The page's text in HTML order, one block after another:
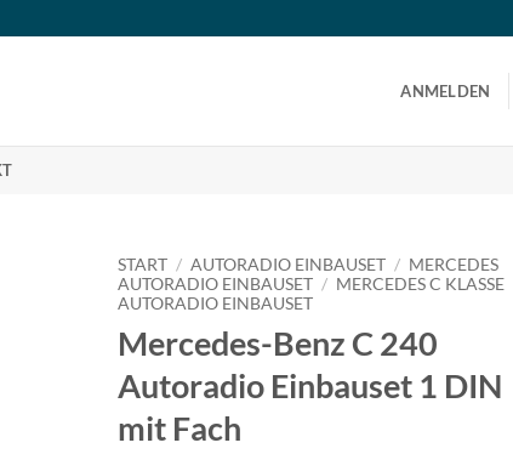
ANMELDEN
START / AUTORADIO EINBAUSET / MERCEDES
AUTORADIO EINBAUSET / MERCEDES C KLASSE
AUTORADIO EINBAUSET
Mercedes-Benz C 240
Autoradio Einbauset 1 DIN
mit Fach